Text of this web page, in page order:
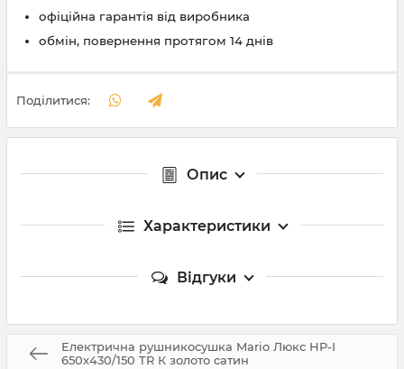
офіційна гарантія від виробника
обмін, повернення протягом 14 днів
Поділитися:
Опис
Характеристики
Відгуки
Електрична рушникосушка Mario Люкс НР-І
650х430/150 TR К золото сатин